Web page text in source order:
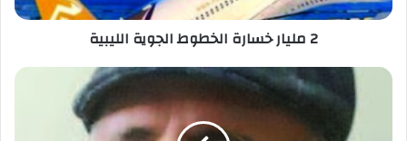
2 مليار خسارة الخطوط الجوية الليبية